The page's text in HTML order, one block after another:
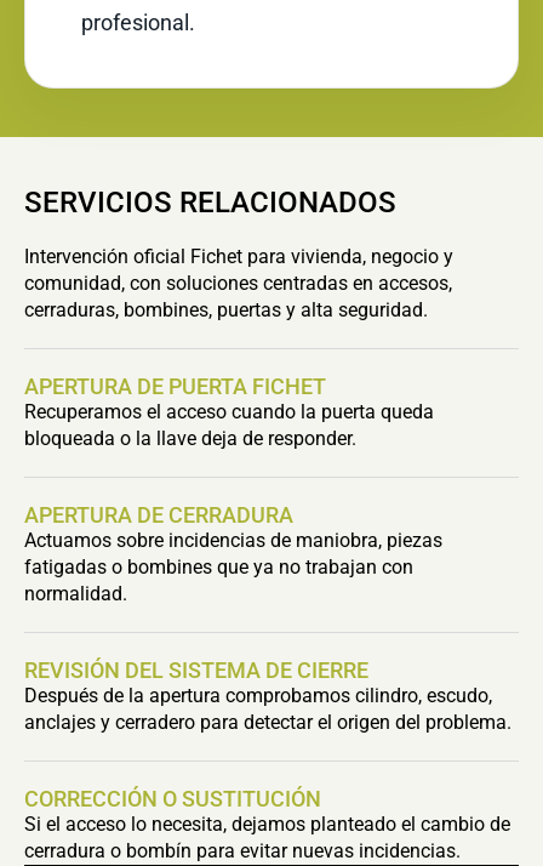
profesional.
SERVICIOS RELACIONADOS
Intervención oficial Fichet para vivienda, negocio y
comunidad, con soluciones centradas en accesos,
cerraduras, bombines, puertas y alta seguridad.
APERTURA DE PUERTA FICHET
Recuperamos el acceso cuando la puerta queda
bloqueada o la llave deja de responder.
APERTURA DE CERRADURA
Actuamos sobre incidencias de maniobra, piezas
fatigadas o bombines que ya no trabajan con
normalidad.
REVISIÓN DEL SISTEMA DE CIERRE
Después de la apertura comprobamos cilindro, escudo,
anclajes y cerradero para detectar el origen del problema.
CORRECCIÓN O SUSTITUCIÓN
Si el acceso lo necesita, dejamos planteado el cambio de
cerradura o bombín para evitar nuevas incidencias.